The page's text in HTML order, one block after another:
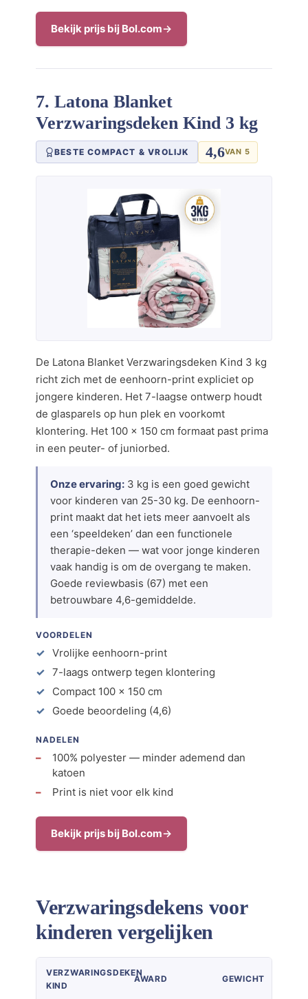
Bekijk prijs bij Bol.com
7. Latona Blanket
Verzwaringsdeken Kind 3 kg
BESTE COMPACT & VROLIJK 4,6VAN 5
De Latona Blanket Verzwaringsdeken Kind 3 kg
richt zich met de eenhoorn-print expliciet op
jongere kinderen. Het 7-laagse ontwerp houdt
de glasparels op hun plek en voorkomt
klontering. Het 100 × 150 cm formaat past prima
in een peuter- of juniorbed.
Onze ervaring: 3 kg is een goed gewicht
voor kinderen van 25-30 kg. De eenhoorn-
print maakt dat het iets meer aanvoelt als
een ‘speeldeken’ dan een functionele
therapie-deken — wat voor jonge kinderen
vaak handig is om de overgang te maken.
Goede reviewbasis (67) met een
betrouwbare 4,6-gemiddelde.
VOORDELEN
Vrolijke eenhoorn-print
7-laags ontwerp tegen klontering
Compact 100 × 150 cm
Goede beoordeling (4,6)
NADELEN
100% polyester — minder ademend dan
katoen
Print is niet voor elk kind
Bekijk prijs bij Bol.com
Verzwaringsdekens voor
kinderen vergelijken
VERZWARINGSDEKEN
KIND
AWARD GEWICHT